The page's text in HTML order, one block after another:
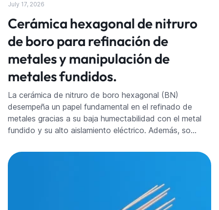
July 17, 2026
Cerámica hexagonal de nitruro
de boro para refinación de
metales y manipulación de
metales fundidos.
La cerámica de nitruro de boro hexagonal (BN)
desempeña un papel fundamental en el refinado de
metales gracias a su baja humectabilidad con el metal
fundido y su alto aislamiento eléctrico. Además, so…